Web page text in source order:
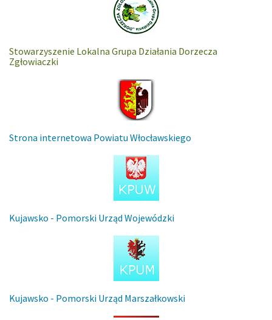
Stowarzyszenie Lokalna Grupa Działania Dorzecza
Zgłowiaczki
Strona internetowa Powiatu Włocławskiego
Kujawsko - Pomorski Urząd Wojewódzki
Kujawsko - Pomorski Urząd Marszałkowski